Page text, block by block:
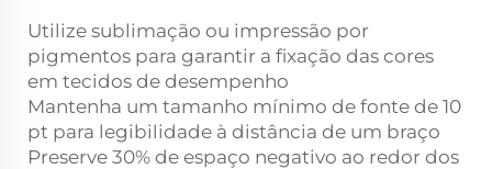
Utilize sublimação ou impressão por
pigmentos para garantir a fixação das cores
em tecidos de desempenho
Mantenha um tamanho mínimo de fonte de 10
pt para legibilidade à distância de um braço
Preserve 30% de espaço negativo ao redor dos